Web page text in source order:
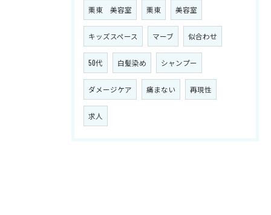
栗東 美容室 栗東 美容室
キッズスペース マーブ 似合わせ
50代 白髪染め シャンプー
ダメージケア 痛まない 再現性
求人